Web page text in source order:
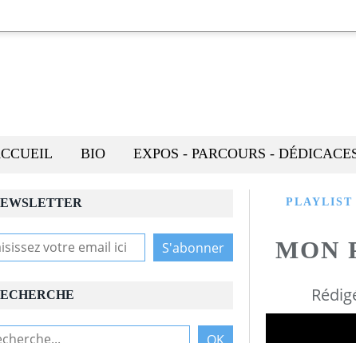
BIO EXPOS - PARCOURS -
PLAYLIST
MON